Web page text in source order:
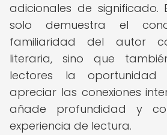
adicionales de significado.
solo demuestra el
familiaridad del autor
literaria, sino que
lectores la
apreciar las conexiones
añade profundidad y
experiencia de lectura.